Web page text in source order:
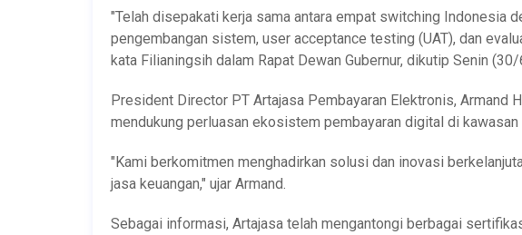
"Telah disepakati kerja sama antara empat switching Indonesia
pengembangan sistem, user acceptance testing (UAT), dan
kata Filianingsih dalam Rapat Dewan Gubernur, dikutip Senin
President Director PT Artajasa Pembayaran Elektronis, Armand
mendukung perluasan ekosistem pembayaran digital di kawasan
"Kami berkomitmen menghadirkan solusi dan inovasi
jasa keuangan," ujar Armand.
Sebagai informasi, Artajasa telah mengantongi berbagai